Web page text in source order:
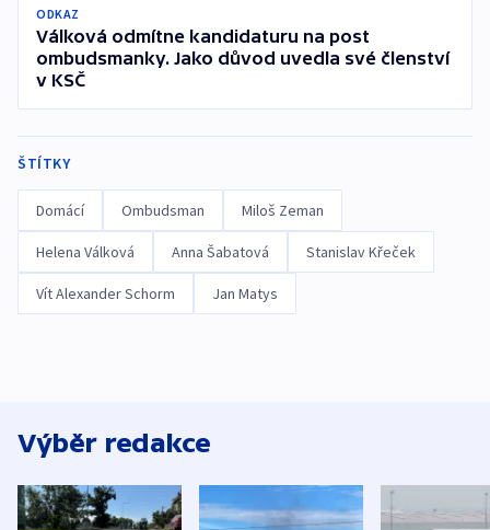
ODKAZ
Válková odmítne kandidaturu na post
ombudsmanky. Jako důvod uvedla své členství
v KSČ
ŠTÍTKY
Domácí Ombudsman Miloš Zeman
Helena Válková Anna Šabatová Stanislav Křeček
Vít Alexander Schorm Jan Matys
Výběr redakce